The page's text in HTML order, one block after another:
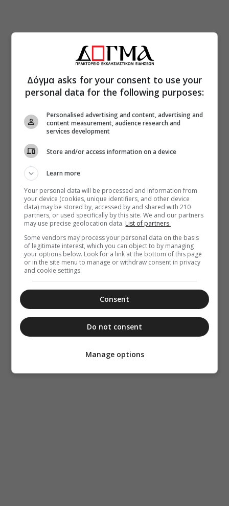
Δόγμα asks for your consent to use your
personal data for the following purposes:
Personalised advertising and content, advertising and
content measurement, audience research and
services development
Store and/or access information on a device
Learn more
Your personal data will be processed and information from
your device (cookies, unique identifiers, and other device
data) may be stored by, accessed by and shared with 210
partners, or used specifically by this site. We and our partners
may use precise geolocation data. List of partners.
Some vendors may process your personal data on the basis
of legitimate interest, which you can object to by managing
your options below. Look for a link at the bottom of this page
or in the site menu to manage or withdraw consent in privacy
and cookie settings.
Consent
Do not consent
Manage options